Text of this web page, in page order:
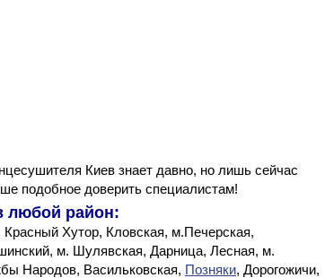
Киев знает давно, но лишь сейчас
подобное доверить специалистам!
любой район:
Хутор, Кловская, м.Печерская,
м. Шулявская, Дарница, Лесная, м.
Народов, Васильковская, Позняки, Дорогожичи,